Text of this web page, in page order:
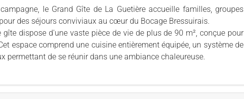
le Grand Gîte de La Guetière accueille familles, groupes
des séjours conviviaux au cœur du Bocage Bressuirais.
dispose d'une vaste pièce de vie de plus de 90 m², conçue pour
espace comprend une cuisine entièrement équipée, un système de
permettant de se réunir dans une ambiance chaleureuse.